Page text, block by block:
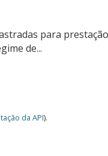
para
de...
da API).